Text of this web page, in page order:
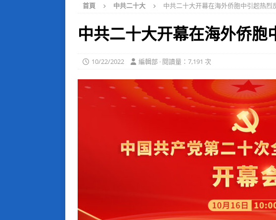
首頁 中共二十大 中共二十大开幕在海外侨胞中引起热烈
中共二十大开幕在海外侨胞
10/22/2022 編輯部 · 閱讀量：7,191 次